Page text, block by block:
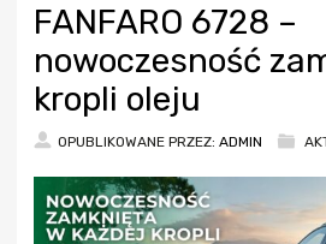
FANFARO 6728 –
nowoczesność
kropli oleju
OPUBLIKOWANE PRZEZ: ADMIN